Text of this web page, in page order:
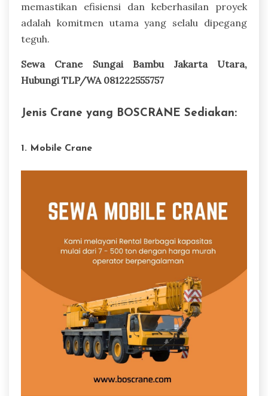
memastikan efisiensi dan keberhasilan proyek
adalah komitmen utama yang selalu dipegang
teguh.
Sewa Crane Sungai Bambu Jakarta Utara,
Hubungi TLP/WA 081222555757
Jenis Crane yang BOSCRANE Sediakan:
1. Mobile Crane